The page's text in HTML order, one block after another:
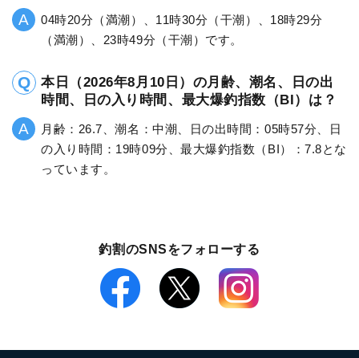
04時20分（満潮）、11時30分（干潮）、18時29分
（満潮）、23時49分（干潮）です。
本日（2026年8月10日）の月齢、潮名、日の出
時間、日の入り時間、最大爆釣指数（BI）は？
月齢：26.7、潮名：中潮、日の出時間：05時57分、日
の入り時間：19時09分、最大爆釣指数（BI）：7.8とな
っています。
釣割のSNSをフォローする